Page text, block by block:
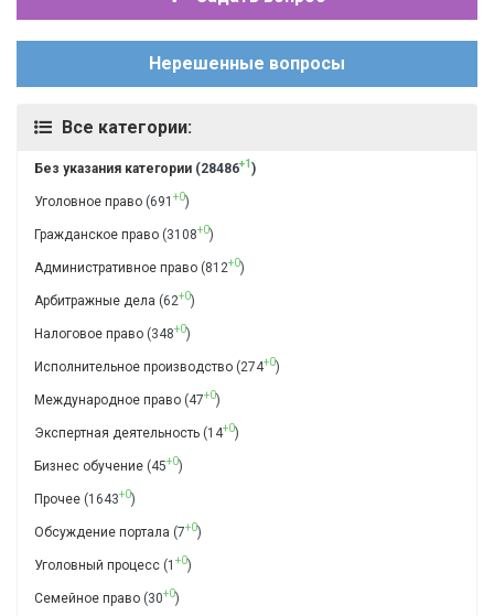
Нерешенные вопросы
Все категории:
Без указания категории (28486+1)
Уголовное право (691 +0)
Гражданское право (3108+0)
Административное право (812+0)
Арбитражные дела (62+0)
Налоговое право (348+0)
Исполнительное производство (274+0)
Международное право (47+0)
Экспертная деятельность (14+0)
Бизнес обучение (45+0)
Прочее (1643+0)
Обсуждение портала (7+0)
Уголовный процесс (1 +0)
Семейное право (30+0)